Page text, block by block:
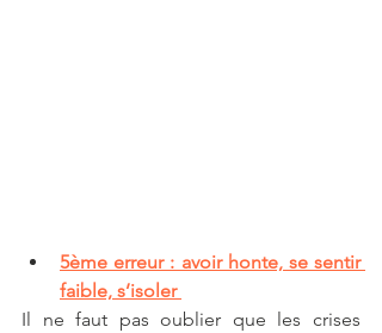
5ème erreur : avoir honte, se sentir
faible, s’isoler
Il ne faut pas oublier que les crises